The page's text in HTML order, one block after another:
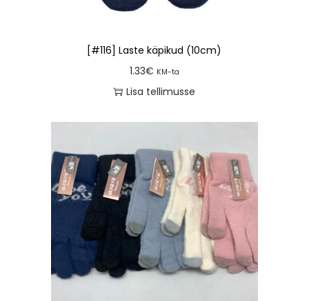
[#116] Laste käpikud (10cm)
1.33€ KM-ta
Lisa tellimusse